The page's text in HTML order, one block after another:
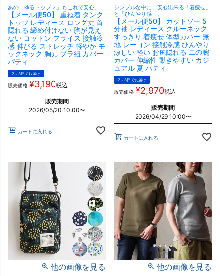
あの「ゆるトップス」もこれで安心。
【メール便50】 重ね着 タンク
トップ レディース ロング丈 首
隠れる 締め付けない 胸が見え
ない コットン フライス 接触冷
感 伸びる ストレッチ 軽やか モ
ックネック 胸元 ブラ紐 カバー
パティ
2～3日でお届け
販売価格 ¥3,190税込
販売期間
2026/05/20 10:00〜
カートに入れる
シンプルな中に、安心出来る「着痩せ」
と「ひんやり感」。
【メール便50】 カットソー 5
分袖 レディース クルーネック
すっきり 着痩せ 体型カバー 無
地 レーヨン 接触冷感 ひんやり
涼しい 軽い お尻隠れる 二の腕
カバー 伸縮性 動きやすい カジ
ュアル 夏 パティ
2～3日でお届け
販売価格 ¥2,970税込
販売期間
2026/04/29 10:00〜
カートに入れる
他の画像を見る 他の画像を見る